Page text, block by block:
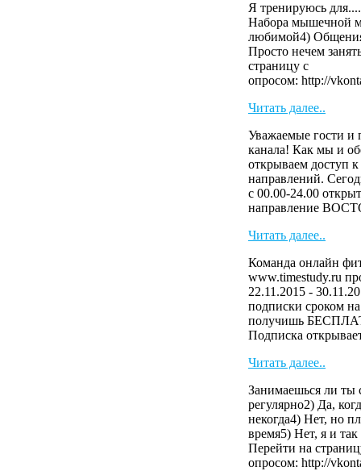
Я тренируюсь
Набора мышечной
любимой4)
Просто нечем
страницу с
опросом: http://
Читать далее..
Уважаемые гости и
канала! Как мы и
открываем доступ
направлений.
с 00.00-24.00
направление
Читать далее..
Команда онлайн
www.timestudy.ru
22.11.2015 -
подписки сроком
получишь
Подписка
Читать далее..
Занимаешься ли ты
регулярно2) Да,
некогда4) Нет, но
время5) Нет, я и
Перейти на
опросом: http://